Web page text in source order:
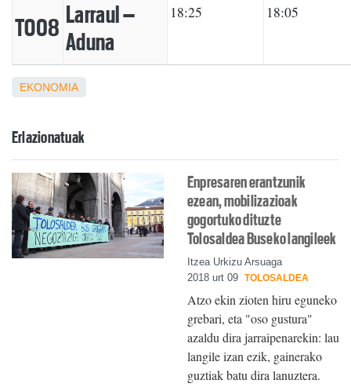
TO08 Larraul –
Aduna
18:25 18:05
EKONOMIA
Erlazionatuak
Enpresaren erantzunik
ezean, mobilizazioak
gogortuko dituzte
Tolosaldea Buseko langileek
Itzea Urkizu Arsuaga
2018 urt 09 TOLOSALDEA
Atzo ekin zioten hiru eguneko
grebari, eta "oso gustura"
azaldu dira jarraipenarekin: lau
langile izan ezik, gainerako
guztiak batu dira lanuztera.